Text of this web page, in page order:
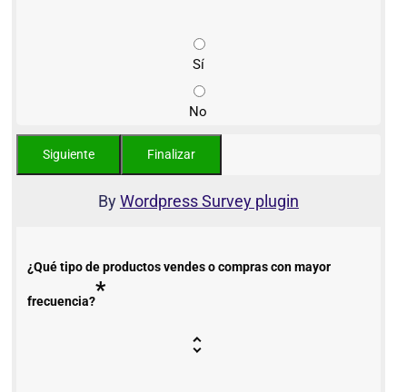
Sí
No
ByWordpress Survey plugin
¿Qué tipo de productos vendes o compras con mayor
frecuencia?*